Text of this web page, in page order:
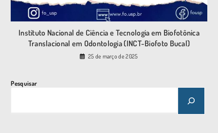
Instituto Nacional de Ciência e Tecnologia em Biofotônica
Translacional em Odontologia (INCT-Biofoto Bucal)
25 de março de 2025
Pesquisar